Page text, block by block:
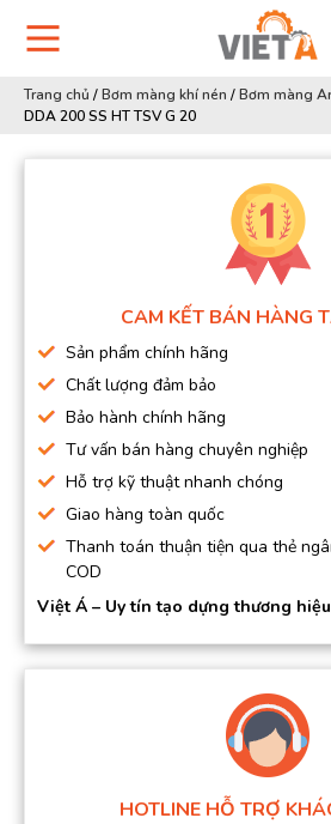
Trang chủ /Bơm màng khí nén /Bơm màng
DDA 200 SS HT TSV G 20
CAM KẾT BÁN HÀNG
Sản phẩm chính hãng
Chất lượng đảm bảo
Bảo hành chính hãng
Tư vấn bán hàng chuyên nghiệp
Hỗ trợ kỹ thuật nhanh chóng
Giao hàng toàn quốc
Thanh toán thuận tiện qua thẻ
COD
Việt Á – Uy tín tạo dựng thương
HOTLINE HỖ TRỢ